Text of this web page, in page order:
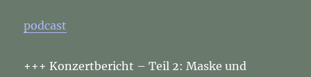
podcast
+++ Konzertbericht – Teil 2: Maske und